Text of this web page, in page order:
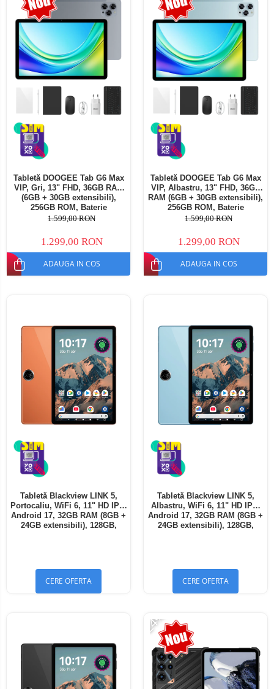
Telefoane mobile Ulefone
Telefoane mobile Unihertz
Telefoane mobile Cubot
Telefoane mobile Blackview
Telefoane mobile OSCAL
Telefoane mobile Fossibot
Telefoane mobile Lagenio
Telefoane mobile Samsung
Telefoane mobile iSEN
Telefoane mobile HUAWEI
Telefoane mobile iHunt
Telefoane mobile Xiaomi
Telefoane mobile Realme
Telefoane mobile ZTE Nubia
Tabletă DOOGEE Tab G6 Max
VIP, Gri, 13" FHD, 36GB RAM
(6GB + 30GB extensibili),
256GB ROM, Baterie
10800mAh, Android, Wi-Fi
1.599,00 RON
1.299,00 RON
ADAUGA IN COS
Tabletă DOOGEE Tab G6 Max
VIP, Albastru, 13" FHD, 36GB
RAM (6GB + 30GB extensibili),
256GB ROM, Baterie
10800mAh, Android, Wi-Fi
1.599,00 RON
1.299,00 RON
ADAUGA IN COS
Tabletă Blackview LINK 5,
Portocaliu, WiFi 6, 11" HD IPS,
Android 17, 32GB RAM (8GB +
24GB extensibili), 128GB,
CERE OFERTA
Tabletă Blackview LINK 5,
Albastru, WiFi 6, 11" HD IPS,
Android 17, 32GB RAM (8GB +
24GB extensibili), 128GB,
CERE OFERTA
-24%